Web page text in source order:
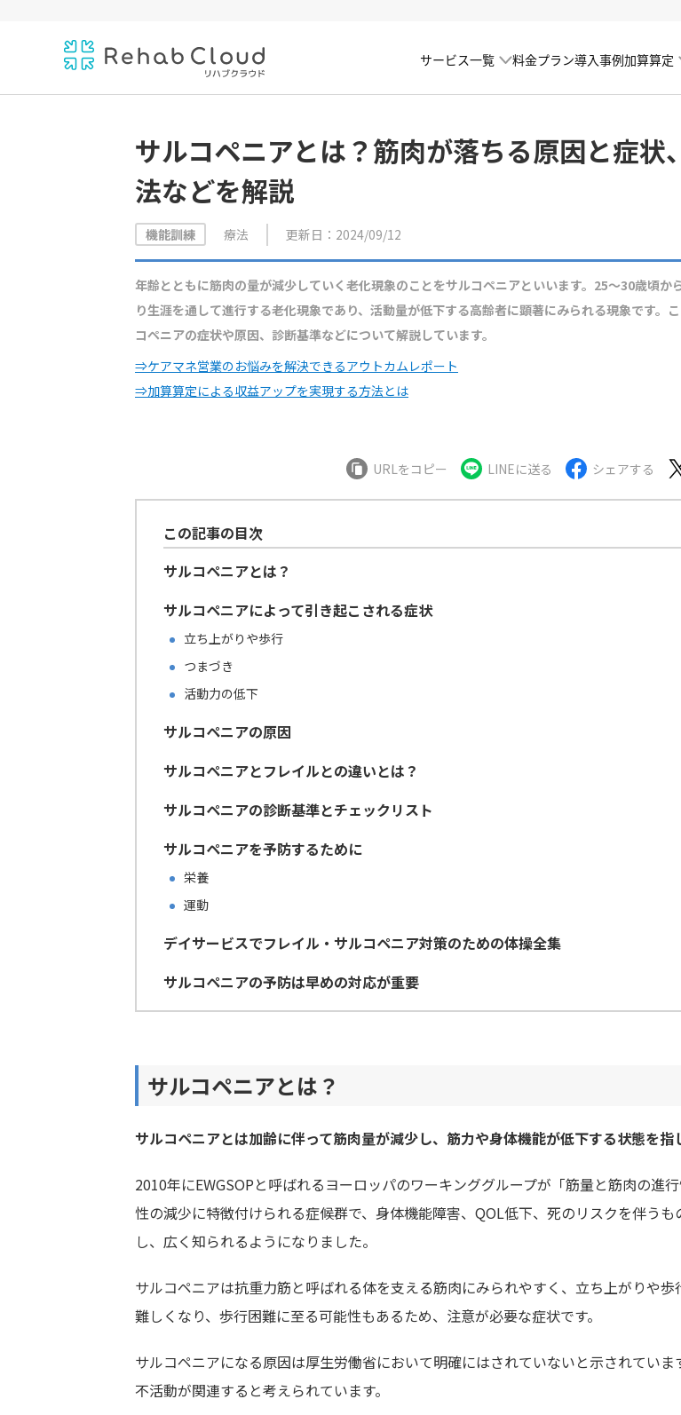
サービス一覧 料金プラン導入事例加算算定
サルコペニアとは？筋肉が落ちる原因と症状
法などを解説
機能訓練 療法 更新日：2024/09/12
年齢とともに筋肉の量が減少していく老化現象のことをサルコペニアといいます。25～30歳頃か
り生涯を通して進行する老化現象であり、活動量が低下する高齢者に顕著にみられる現象です。
コペニアの症状や原因、診断基準などについて解説しています。
⇒ケアマネ営業のお悩みを解決できるアウトカムレポート
⇒加算算定による収益アップを実現する方法とは
URLをコピー LINEに送る シェアする
この記事の目次
サルコペニアとは？
サルコペニアによって引き起こされる症状
立ち上がりや歩行
つまづき
活動力の低下
サルコペニアの原因
サルコペニアとフレイルとの違いとは？
サルコペニアの診断基準とチェックリスト
サルコペニアを予防するために
栄養
運動
デイサービスでフレイル・サルコペニア対策のための体操全集
サルコペニアの予防は早めの対応が重要
サルコペニアとは？
サルコペニアとは加齢に伴って筋肉量が減少し、筋力や身体機能が低下する状態を指
2010年にEWGSOPと呼ばれるヨーロッパのワーキンググループが「筋量と筋肉の進
性の減少に特徴付けられる症候群で、身体機能障害、QOL低下、死のリスクを伴うも
し、広く知られるようになりました。
サルコペニアは抗重力筋と呼ばれる体を支える筋肉にみられやすく、立ち上がりや歩
難しくなり、歩行困難に至る可能性もあるため、注意が必要な症状です。
サルコペニアになる原因は厚生労働省において明確にはされていないと示されていま
不活動が関連すると考えられています。